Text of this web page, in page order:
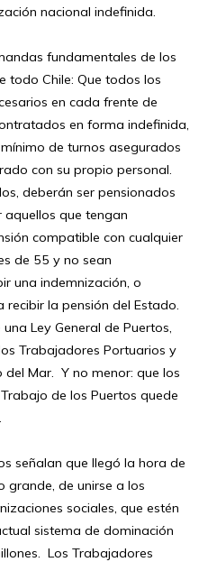
nacional indefinida.
fundamentales de los
todo Chile: Que todos los
en cada frente de
en forma indefinida,
de turnos asegurados
con su propio personal.
deberán ser pensionados
aquellos que tengan
compatible con cualquier
de 55 y no sean
una indemnización, o
la pensión del Estado.
Ley General de Puertos,
Trabajadores Portuarios y
del Mar. Y no menor: que los
de los Puertos quede
señalan que llegó la hora de
grande, de unirse a los
sociales, que estén
sistema de dominación
Los Trabajadores